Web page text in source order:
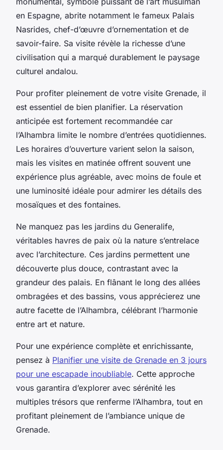
en Espagne, abrite notamment le fameux Palais
Nasrides, chef-d’œuvre d’ornementation et de
savoir-faire. Sa visite révèle la richesse d’une
civilisation qui a marqué durablement le paysage
culturel andalou.
Pour profiter pleinement de votre visite Grenade, il
est essentiel de bien planifier. La réservation
anticipée est fortement recommandée car
l’Alhambra limite le nombre d’entrées quotidiennes.
Les horaires d’ouverture varient selon la saison,
mais les visites en matinée offrent souvent une
expérience plus agréable, avec moins de foule et
une luminosité idéale pour admirer les détails des
mosaïques et des fontaines.
Ne manquez pas les jardins du Generalife,
véritables havres de paix où la nature s’entrelace
avec l’architecture. Ces jardins permettent une
découverte plus douce, contrastant avec la
grandeur des palais. En flânant le long des allées
ombragées et des bassins, vous apprécierez une
autre facette de l’Alhambra, célébrant l’harmonie
entre art et nature.
Pour une expérience complète et enrichissante,
pensez à Planifier une visite de Grenade en 3 jours
pour une escapade inoubliable. Cette approche
vous garantira d’explorer avec sérénité les
multiples trésors que renferme l’Alhambra, tout en
profitant pleinement de l’ambiance unique de
Grenade.